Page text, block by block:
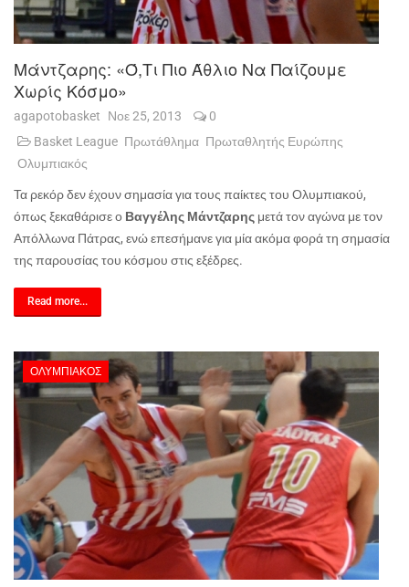
Μάντζαρης: «Ό,τι Πιο Άθλιο Να Παίζουμε
Χωρίς Κόσμο»
agapotobasket Νοε 25, 2013
0
Basket League Πρωτάθλημα Πρωταθλητής Ευρώπης
Ολυμπιακός
Τα ρεκόρ δεν έχουν σημασία για τους παίκτες του Ολυμπιακού,
όπως ξεκαθάρισε ο Βαγγέλης Μάντζαρης μετά τον αγώνα με τον
Απόλλωνα Πάτρας, ενώ επεσήμανε για μία ακόμα φορά τη σημασία
της παρουσίας του κόσμου στις εξέδρες.
Read more...
ΟΛΥΜΠΙΑΚΌΣ